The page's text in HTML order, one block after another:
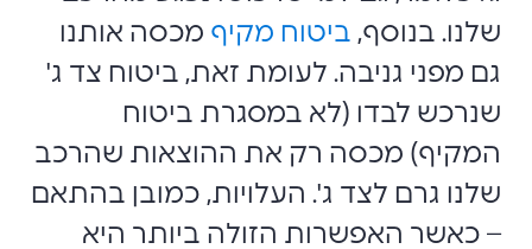
שלנו. בנוסף, ביטוח מקיף מכסה אותנו
גם מפני גניבה. לעומת זאת, ביטוח צד ג'
שנרכש לבדו (לא במסגרת ביטוח
המקיף) מכסה רק את ההוצאות שהרכב
שלנו גרם לצד ג'. העלויות, כמובן בהתאם
– כאשר האפשרות הזולה ביותר היא